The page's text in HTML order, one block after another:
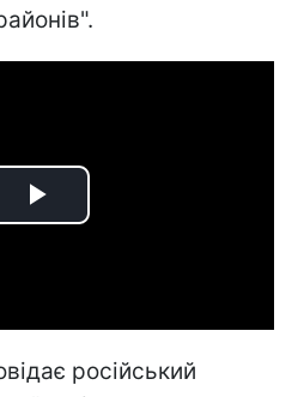
Play
російський